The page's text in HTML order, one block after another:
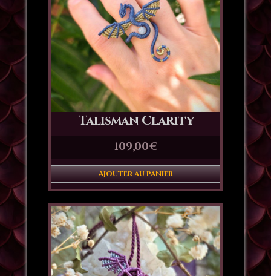
Talisman Clarity
109,00€
Ajouter au panier